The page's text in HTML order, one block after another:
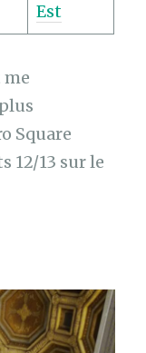
Est
me
Square
12/13 sur le